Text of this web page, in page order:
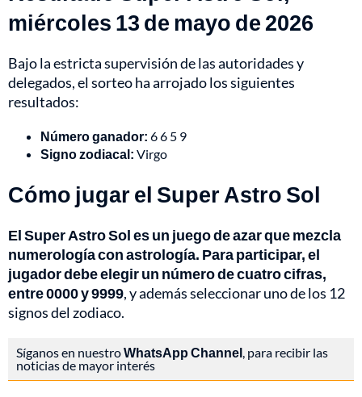
miércoles 13 de mayo de 2026
Bajo la estricta supervisión de las autoridades y
delegados, el sorteo ha arrojado los siguientes
resultados:
Número ganador: 6 6 5 9
Signo zodiacal: Virgo
Cómo jugar el Super Astro Sol
El Super Astro Sol es un juego de azar que mezcla
numerología con astrología. Para participar, el
jugador debe elegir un número de cuatro cifras,
entre 0000 y 9999, y además seleccionar uno de los 12
signos del zodiaco.
Síganos en nuestroWhatsApp Channel, para recibir las
noticias de mayor interés